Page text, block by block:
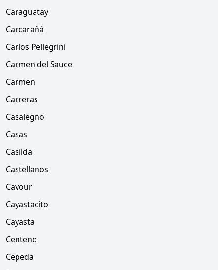
Caraguatay
Carcarañá
Carlos Pellegrini
Carmen del Sauce
Carmen
Carreras
Casalegno
Casas
Casilda
Castellanos
Cavour
Cayastacito
Cayasta
Centeno
Cepeda